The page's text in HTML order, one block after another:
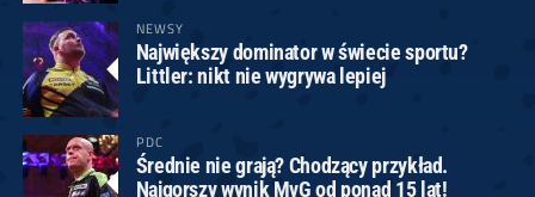
NEWSY
Największy dominator w świecie sportu?
Littler: nikt nie wygrywa lepiej
PDC
Średnie nie grają? Chodzący przykład.
Najgorszy wynik MvG od ponad 15 lat!